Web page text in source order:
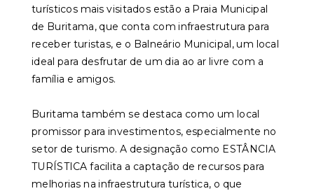
turísticos mais visitados estão a Praia Municipal
de Buritama, que conta com infraestrutura para
receber turistas, e o Balneário Municipal, um local
ideal para desfrutar de um dia ao ar livre com a
família e amigos.
Buritama também se destaca como um local
promissor para investimentos, especialmente no
setor de turismo. A designação como ESTÂNCIA
TURÍSTICA facilita a captação de recursos para
melhorias na infraestrutura turística, o que